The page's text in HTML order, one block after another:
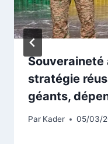
Souveraineté
stratégie
géants,
Par Kader 05/03/